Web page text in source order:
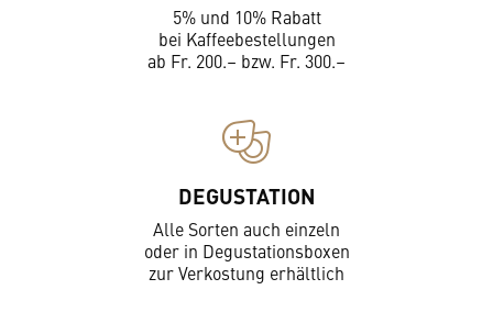
5% und 10% Rabatt
bei Kaffeebestellungen
ab Fr. 200.– bzw. Fr. 300.–
DEGUSTATION
Alle Sorten auch einzeln
oder in Degustationsboxen
zur Verkostung erhältlich